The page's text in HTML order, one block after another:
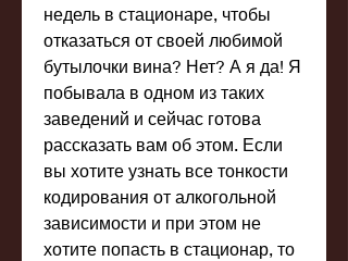
недель в стационаре, чтобы
отказаться от своей любимой
бутылочки вина? Нет? А я да! Я
побывала в одном из таких
заведений и сейчас готова
рассказать вам об этом. Если
вы хотите узнать все тонкости
кодирования от алкогольной
зависимости и при этом не
хотите попасть в стационар, то